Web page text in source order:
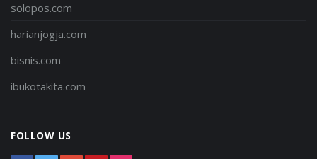
solopos.com
harianjogja.com
bisnis.com
ibukotakita.com
FOLLOW US